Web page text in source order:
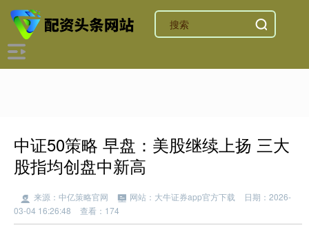
中证50策略 早盘：美股继续上扬 三大
股指均创盘中新高
来源：中亿策略官网 网站：大牛证券app官方下载
日期：2026-
03-04 16:26:48
查看：174